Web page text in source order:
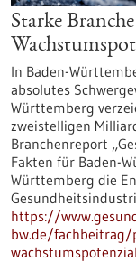
Starke
In Baden-
absolutes
Württemberg
zweistelligen
Branchenreport
Fakten für Baden-
Württemberg die
https://
bw.de/
wachstumspotenzial